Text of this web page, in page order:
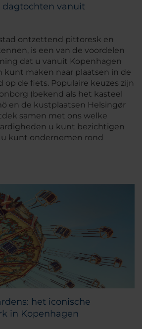
dagtochten vanuit
ontzettend pittoresk en
is een van de voordelen
dat u vanuit Kopenhagen
kunt maken naar plaatsen in de
op de fiets. Populaire keuzes zijn
(bekend als het kasteel
en de kustplaatsen Helsingør
samen met ons welke
u kunt bezichtigen
kunt ondernemen rond
het iconische
in Kopenhagen